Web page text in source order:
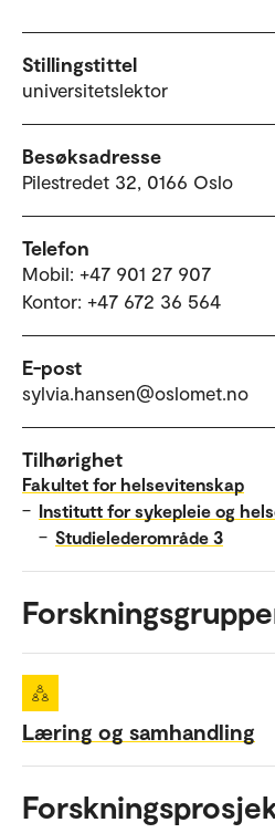
Stillingstittel
universitetslektor
Besøksadresse
Pilestredet 32, 0166 Oslo
Telefon
Mobil: +47 901 27 907
Kontor: +47 672 36 564
E-post
sylvia.hansen@oslomet.no
Tilhørighet
Fakultet for helsevitenskap
– Institutt for sykepleie og
– Studielederområde 3
Læring og samhandling